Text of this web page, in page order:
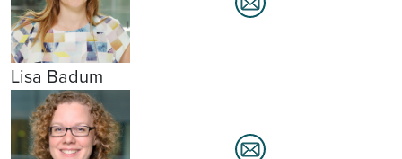
Lisa Badum